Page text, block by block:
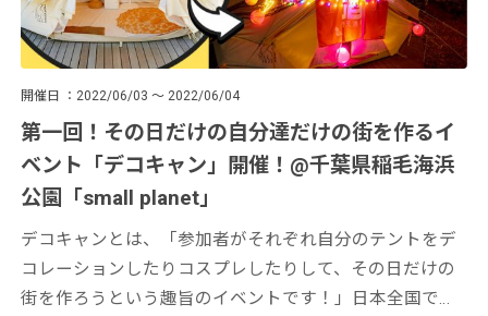
開催日 2022/06/03 ～ 2022/06/04
第一回！その日だけの自分達だけの街を作るイ
ベント「デコキャン」開催！@千葉県稲毛海浜
公園「small planet」
デコキャンとは、「参加者がそれぞれ自分のテントをデ
コレーションしたりコスプレしたりして、その日だけの
街を作ろうという趣旨のイベントです！」日本全国でそ